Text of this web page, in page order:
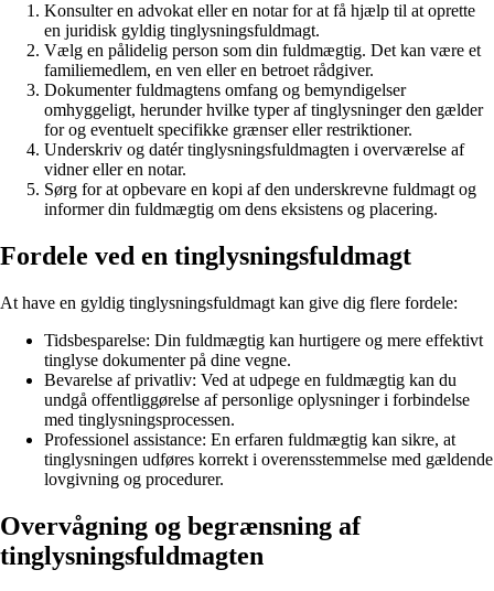
Konsulter en advokat eller en notar for at få hjælp til at oprette
en juridisk gyldig tinglysningsfuldmagt.
Vælg en pålidelig person som din fuldmægtig. Det kan være et
familiemedlem, en ven eller en betroet rådgiver.
Dokumenter fuldmagtens omfang og bemyndigelser
omhyggeligt, herunder hvilke typer af tinglysninger den gælder
for og eventuelt specifikke grænser eller restriktioner.
Underskriv og datér tinglysningsfuldmagten i overværelse af
vidner eller en notar.
Sørg for at opbevare en kopi af den underskrevne fuldmagt og
informer din fuldmægtig om dens eksistens og placering.
Fordele ved en tinglysningsfuldmagt
At have en gyldig tinglysningsfuldmagt kan give dig flere fordele:
Tidsbesparelse: Din fuldmægtig kan hurtigere og mere effektivt
tinglyse dokumenter på dine vegne.
Bevarelse af privatliv: Ved at udpege en fuldmægtig kan du
undgå offentliggørelse af personlige oplysninger i forbindelse
med tinglysningsprocessen.
Professionel assistance: En erfaren fuldmægtig kan sikre, at
tinglysningen udføres korrekt i overensstemmelse med gældende
lovgivning og procedurer.
Overvågning og begrænsning af
tinglysningsfuldmagten